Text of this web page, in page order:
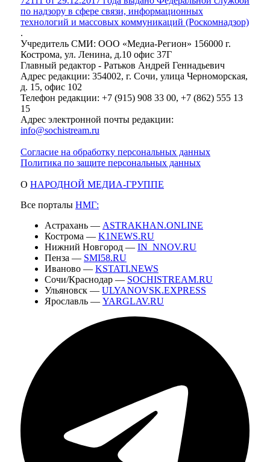
по надзору в сфере связи, информационных
технологий и массовых коммуникаций (Роскомнадзор)
.
Учредитель СМИ: ООО «Медиа-Регион» 156000 г.
Кострома, ул. Ленина, д.10 офис 37Г
Главный редактор - Ратьков Андрей Геннадьевич
Адрес редакции: 354002, г. Сочи, улица Черноморская,
д. 15, офис 102
Телефон редакции: +7 (915) 908 33 00, +7 (862) 555 13
15
Адрес электронной почты редакции:
info@sochistream.ru
Согласие на обработку персональных данных
Политика по защите персональных данных
О НАРОДНОЙ МЕДИА-ГРУППЕ
Все порталы НМГ:
Астрахань — ASTRAKHAN.ONLINE
Кострома — K1NEWS.RU
Нижний Новгород — IN_NNOV.RU
Пенза — SMI58.RU
Иваново — KSTATI.NEWS
Сочи/Краснодар — SOCHISTREAM.RU
Ульяновск — ULYANOVSK.EXPRESS
Ярославль — YARGLAV.RU